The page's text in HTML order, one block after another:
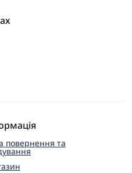
повернення та